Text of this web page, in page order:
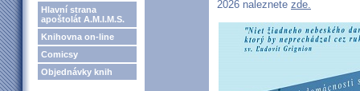
Hlavní strana
apoštolát A.M.I.M.S.
Knihovna on-line
Comicsy
Objednávky knih
2026 naleznete zde.